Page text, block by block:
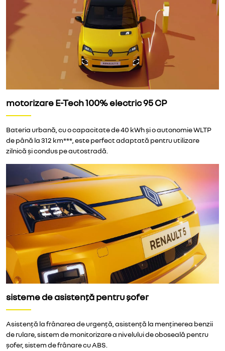
motorizare E-Tech 100% electric 95 CP
Bateria urbană, cu o capacitate de 40 kWh și o autonomie WLTP
de până la 312 km***, este perfect adaptată pentru utilizare
zilnică și condus pe autostradă.
sisteme de asistență pentru șofer
Asistență la frânarea de urgență, asistență la menținerea benzii
de rulare, sistem de monitorizare a nivelului de oboseală pentru
șofer, sistem de frânare cu ABS.